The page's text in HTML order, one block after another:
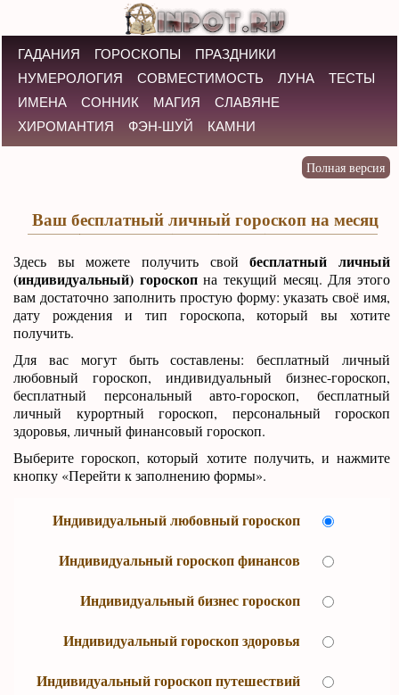
ГАДАНИЯ ГОРОСКОПЫ
ПРАЗДНИКИ
НУМЕРОЛОГИЯ
СОВМЕСТИМОСТЬ ЛУНА
ТЕСТЫ
ИМЕНА
СОННИК МАГИЯ
СЛАВЯНЕ
ХИРОМАНТИЯ
ФЭН-ШУЙ КАМНИ
Ваш бесплатный личный гороскоп на месяц
Здесь вы можете получить свойбесплатный личный
(индивидуальный) гороскопна текущий месяц. Для этого
вам достаточно заполнить простую форму: указать своё имя,
дату рождения и тип гороскопа, который вы хотите
получить.
Для вас могут быть составлены: бесплатный личный
любовный гороскоп, индивидуальный бизнес-гороскоп,
бесплатный персональный авто-гороскоп, бесплатный
личный курортный гороскоп, персональный гороскоп
здоровья, личный финансовый гороскоп.
Выберите гороскоп, который хотите получить, и нажмите
кнопку «Перейти к заполнению формы».
Индивидуальный любовный гороскоп
Индивидуальный гороскоп финансов
Индивидуальный бизнес гороскоп
Индивидуальный гороскоп здоровья
Индивидуальный гороскоп путешествий